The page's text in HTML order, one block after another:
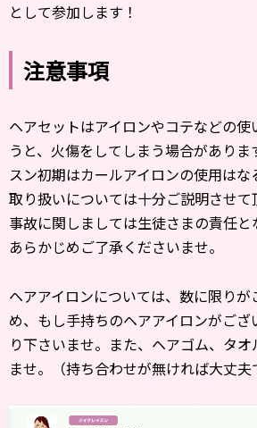
として参加します！
注意事項
ヘアセットはアイロンやコテなどの使
うと、火傷をしてしまう場合がありま
スン初期はカールアイロンの使用はな
取り扱いについては十分ご説明させ
事故に関しましては生徒さまの責任と
あらかじめご了承くださいませ。
ヘアアイロンについては、数に限りが
め、もし手持ちのヘアアイロンがご
り下さいませ。また、ヘアゴム、タ
ませ。（持ち合わせが無ければ大丈夫